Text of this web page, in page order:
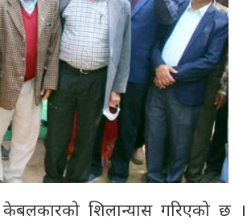
केबलकारको शिलान्यास गरिएको छ ।